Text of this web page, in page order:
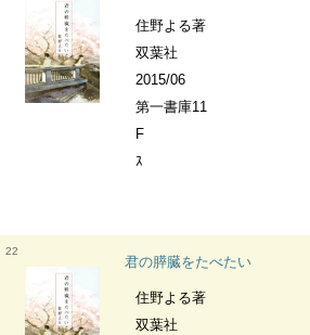
住野よる著
双葉社
2015/06
第一書庫11
F
ｽ
22
君の膵臓をたべたい
住野よる著
双葉社